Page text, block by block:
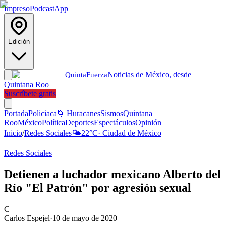
ImpresoPodcastApp
Edición
QuintaFuerzaNoticias de México, desde
Quintana Roo
Suscríbete gratis
PortadaPoliciaca 🌀 HuracanesSismosQuintana
RooMéxicoPolíticaDeportesEspectáculosOpinión
Inicio/Redes Sociales🌤️22°C· Ciudad de México
Redes Sociales
Detienen a luchador mexicano Alberto del
Río "El Patrón" por agresión sexual
C
Carlos Espejel·10 de mayo de 2020